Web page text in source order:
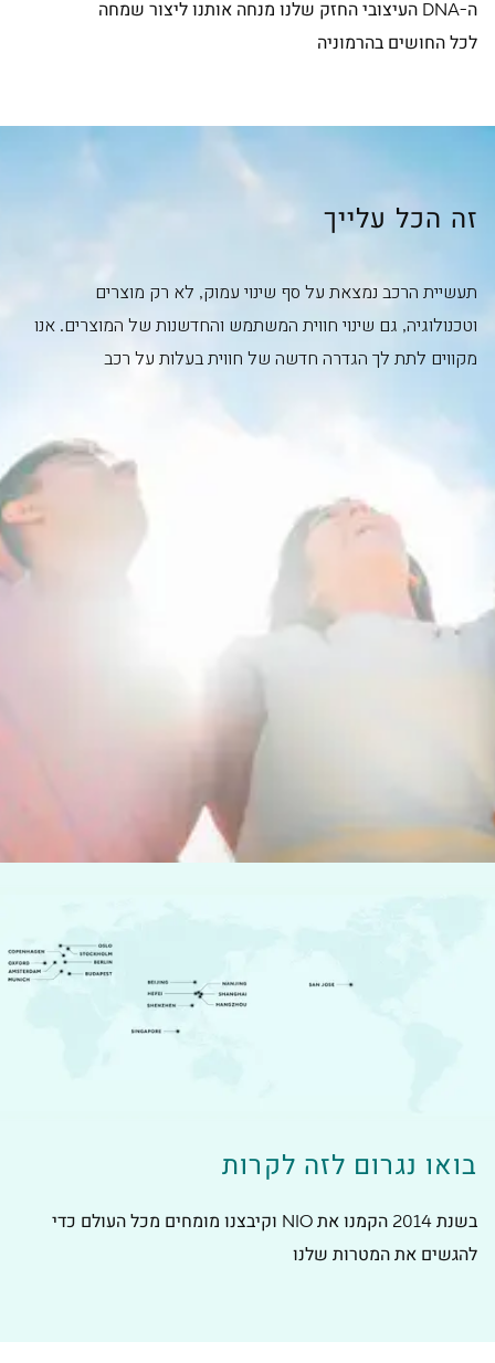
ה-DNA העיצובי החזק שלנו מנחה אותנו ליצור שמחה
לכל החושים בהרמוניה
זה הכל עלייך
תעשיית הרכב נמצאת על סף שינוי עמוק, לא רק מוצרים
וטכנולוגיה, גם שינוי חווית המשתמש והחדשנות של המוצרים. אנו
מקווים לתת לך הגדרה חדשה של חווית בעלות על רכב
בואו נגרום לזה לקרות
בשנת 2014 הקמנו את NIO וקיבצנו מומחים מכל העולם כדי
להגשים את המטרות שלנו